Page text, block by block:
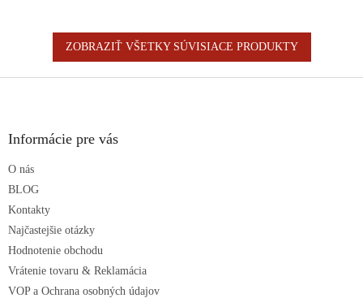
ZOBRAZIŤ VŠETKY SÚVISIACE PRODUKTY
Informácie pre vás
O nás
BLOG
Kontakty
Najčastejšie otázky
Hodnotenie obchodu
Vrátenie tovaru & Reklamácia
VOP a Ochrana osobných údajov